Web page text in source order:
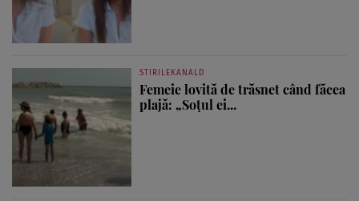
STIRILEKANALD
Femeie lovită de trăsnet când făcea
plajă: „Soțul ei...